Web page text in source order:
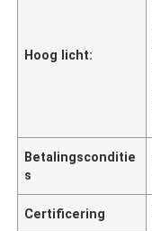
Hoog licht:
Betalingsconditie
s
Certificering